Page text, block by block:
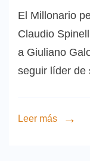
El Millonario
Claudio
a Giuliano
seguir líder de
Leer más